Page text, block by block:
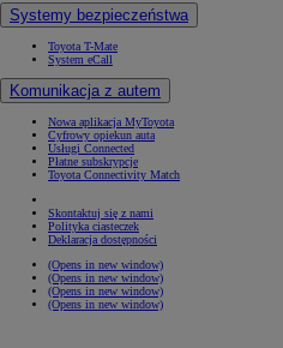
Systemy bezpieczeństwa
Toyota T-Mate
System eCall
Komunikacja z autem
Nowa aplikacja MyToyota
Cyfrowy opiekun auta
Usługi Connected
Płatne subskrypcje
Toyota Connectivity Match
Skontaktuj się z nami
Polityka ciasteczek
Deklaracja dostępności
(Opens in new window)
(Opens in new window)
(Opens in new window)
(Opens in new window)